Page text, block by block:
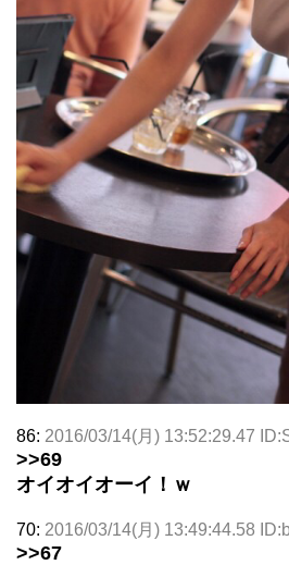
86: 2016/03/14(月) 13:52:29.47
>>69
オイオイオーイ！ｗ
70: 2016/03/14(月) 13:49:44.58
>>67